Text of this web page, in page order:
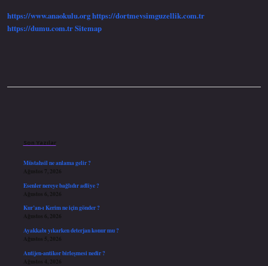
https://www.anaokulu.orghttps://dortmevsimguzellik.com.tr
https://dumu.com.trSitemap
Son Yazılar
Müstahsil ne anlama gelir ?
Ağustos 7, 2026
Esenler nereye bağlıdır adliye ?
Ağustos 6, 2026
Kur’an-ı Kerim ne için gönder ?
Ağustos 6, 2026
Ayakkabı yıkarken deterjan konur mu ?
Ağustos 5, 2026
Antijen-antikor birleşmesi nedir ?
Ağustos 4, 2026